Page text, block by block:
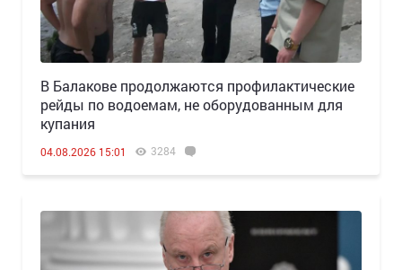
В Балакове продолжаются профилактические
рейды по водоемам, не оборудованным для
купания
04.08.2026 15:01 3284